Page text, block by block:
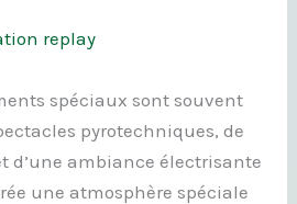
replay
spéciaux sont souvent
pyrotechniques, de
d’une ambiance électrisante
une atmosphère spéciale